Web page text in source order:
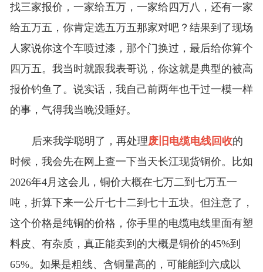
找三家报价，一家给五万，一家给四万八，还有一家
给五万五，你肯定选五万五那家对吧？结果到了现场
人家说你这个车喷过漆，那个门换过，最后给你算个
四万五。我当时就跟我表哥说，你这就是典型的被高
报价钓鱼了。说实话，我自己前两年也干过一模一样
的事，气得我当晚没睡好。
后来我学聪明了，再处理废旧电缆电线回收的
时候，我会先在网上查一下当天长江现货铜价。比如
2026年4月这会儿，铜价大概在七万二到七万五一
吨，折算下来一公斤七十二到七十五块。但注意了，
这个价格是纯铜的价格，你手里的电缆电线里面有塑
料皮、有杂质，真正能卖到的大概是铜价的45%到
65%。如果是粗线、含铜量高的，可能能到六成以